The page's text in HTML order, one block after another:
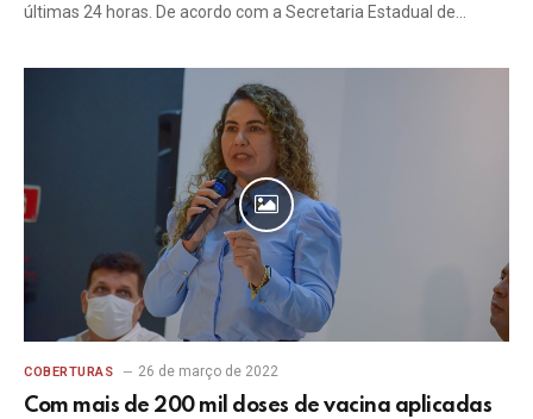
últimas 24 horas. De acordo com a Secretaria Estadual de…
COBERTURAS 26 de março de 2022
Com mais de 200 mil doses de vacina aplicadas